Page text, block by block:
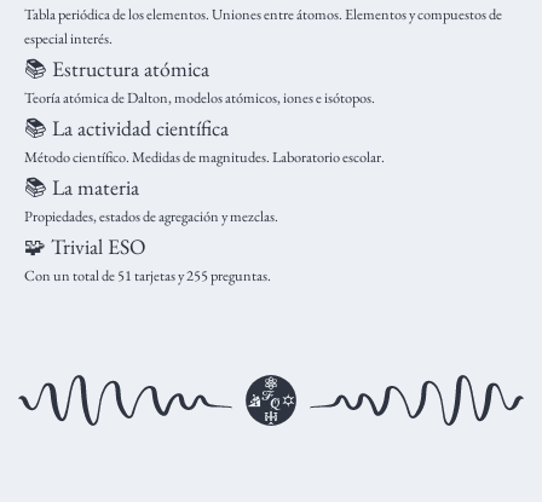
Tabla periódica de los elementos. Uniones entre átomos. Elementos y compuestos de
especial interés.
📚 Estructura atómica
Teoría atómica de Dalton, modelos atómicos, iones e isótopos.
📚 La actividad científica
Método científico. Medidas de magnitudes. Laboratorio escolar.
📚 La materia
Propiedades, estados de agregación y mezclas.
🧩 Trivial ESO
Con un total de 51 tarjetas y 255 preguntas.